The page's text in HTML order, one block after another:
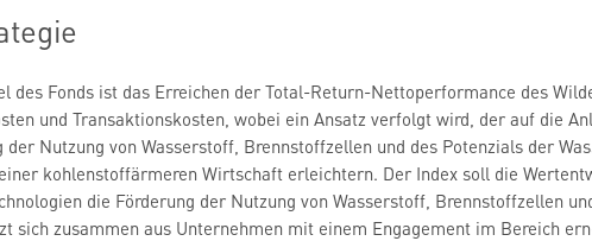
des Fonds ist das Erreichen der Total-Return-Nettoperformance des
und Transaktionskosten, wobei ein Ansatz verfolgt wird, der auf die
der Nutzung von Wasserstoff, Brennstoffzellen und des Potenzials der
kohlenstoffärmeren Wirtschaft erleichtern. Der Index soll die
die Förderung der Nutzung von Wasserstoff, Brennstoffzellen
sich zusammen aus Unternehmen mit einem Engagement im Bereich